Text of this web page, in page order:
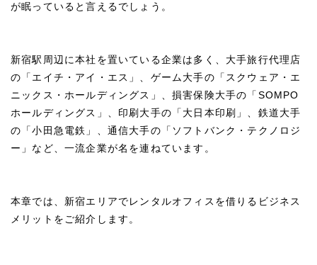
が眠っていると言えるでしょう。
新宿駅周辺に本社を置いている企業は多く、大手旅行代理店
の「エイチ・アイ・エス」、ゲーム大手の「スクウェア・エ
ニックス・ホールディングス」、損害保険大手の「SOMPO
ホールディングス」、印刷大手の「大日本印刷」、鉄道大手
の「小田急電鉄」、通信大手の「ソフトバンク・テクノロジ
ー」など、一流企業が名を連ねています。
本章では、新宿エリアでレンタルオフィスを借りるビジネス
メリットをご紹介します。